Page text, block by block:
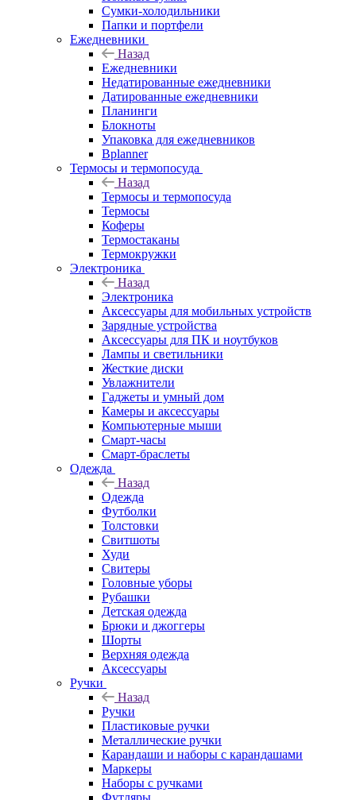
Сумки-холодильники
Папки и портфели
Ежедневники
Назад
Ежедневники
Недатированные ежедневники
Датированные ежедневники
Планинги
Блокноты
Упаковка для ежедневников
Bplanner
Термосы и термопосуда
Назад
Термосы и термопосуда
Термосы
Коферы
Термостаканы
Термокружки
Электроника
Назад
Электроника
Аксессуары для мобильных устройств
Зарядные устройства
Аксессуары для ПК и ноутбуков
Лампы и светильники
Жесткие диски
Увлажнители
Гаджеты и умный дом
Камеры и аксессуары
Компьютерные мыши
Смарт-часы
Смарт-браслеты
Одежда
Назад
Одежда
Футболки
Толстовки
Свитшоты
Худи
Свитеры
Головные уборы
Рубашки
Детская одежда
Брюки и джоггеры
Шорты
Верхняя одежда
Аксессуары
Ручки
Назад
Ручки
Пластиковые ручки
Металлические ручки
Карандаши и наборы с карандашами
Маркеры
Наборы с ручками
Футляры